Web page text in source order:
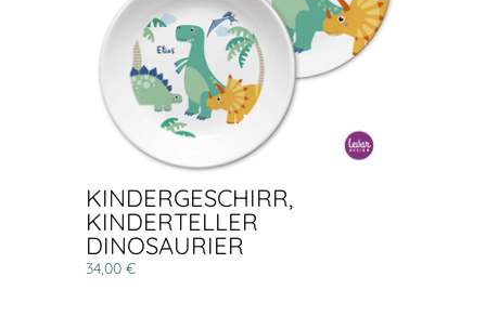
KINDERGESCHIRR,
KINDERTELLER
DINOSAURIER
34,00 €